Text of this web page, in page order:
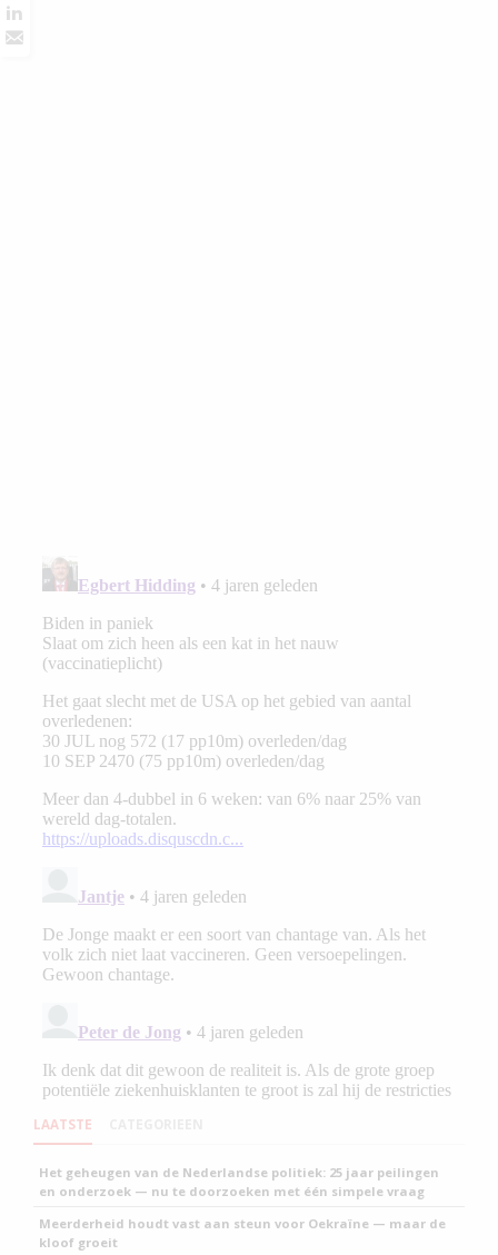
LAATSTE
Het geheugen van de Nederlandse politiek: 25 jaar peilingen
en onderzoek — nu te doorzoeken met één simpele vraag
Meerderheid houdt vast aan steun voor Oekraïne — maar de
kloof groeit